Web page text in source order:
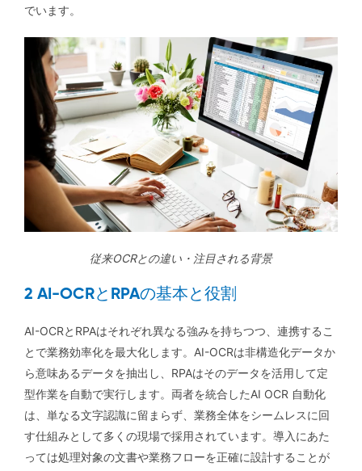
でいます。
従来OCRとの違い・注目される背景
2 AI-OCRとRPAの基本と役割
AI-OCRとRPAはそれぞれ異なる強みを持ちつつ、連携するこ
とで業務効率化を最大化します。AI-OCRは非構造化データか
ら意味あるデータを抽出し、RPAはそのデータを活用して定
型作業を自動で実行します。両者を統合したAI OCR 自動化
は、単なる文字認識に留まらず、業務全体をシームレスに回
す仕組みとして多くの現場で採用されています。導入にあた
っては処理対象の文書や業務フローを正確に設計することが